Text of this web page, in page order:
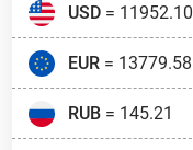
USD= 11952.10
EUR= 13779.58
RUB= 145.21